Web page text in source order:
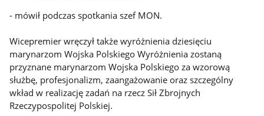
- mówił podczas spotkania szef MON.
Wicepremier wręczył także wyróżnienia dziesięciu
marynarzom Wojska Polskiego Wyróżnienia zostaną
przyznane marynarzom Wojska Polskiego za wzorową
służbę, profesjonalizm, zaangażowanie oraz szczególny
wkład w realizację zadań na rzecz Sił Zbrojnych
Rzeczypospolitej Polskiej.